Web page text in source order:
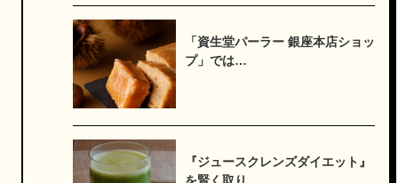
「資生堂パーラー 銀座本店ショッ
プ」では…
『ジュースクレンズダイエット』